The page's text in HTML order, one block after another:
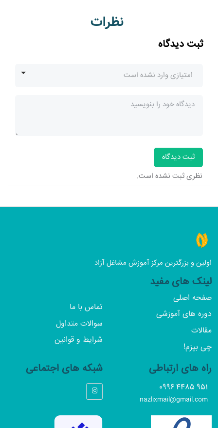
نظرات
ثبت دیدگاه
امتیازی وارد نشده است
★★★☆☆ (3/5)
★★☆☆☆ (2/5)
★☆☆☆☆ (1/5)
ثبت دیدگاه
نظری ثبت نشده است.
اولین و بزرگترین مرکز آموزش مشاغل آزاد
لینک های مفید
صفحه اصلی
دوره های آموزشی
مقالات
چی بپزم!
تماس با ما
سوالات متداول
شرایط و قوانین
راه های ارتباطی
951 4485 0996
nazlixmail@gmail.com
شبکه های اجتماعی